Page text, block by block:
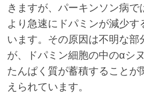
きますが、パーキンソン病で
より急速にドパミンが減少す
います。その原因は不明な部
が、ドパミン細胞の中のαシ
たんぱく質が蓄積することが
えられています。